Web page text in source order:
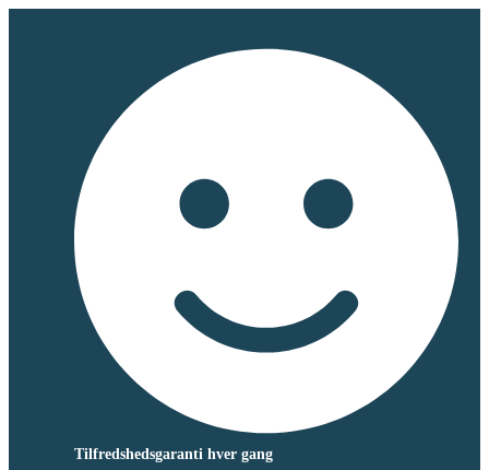
Tilfredshedsgaranti hver gang